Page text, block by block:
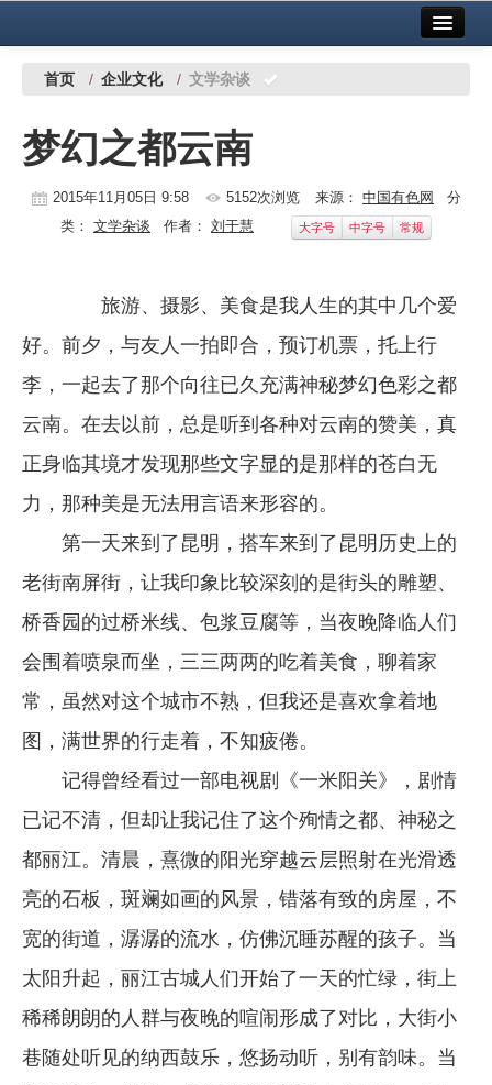
中国有色金属报社主办 广告服务
铜镍铅锌
铝
科技
镁钛
地矿 建设
党建工作
行情报价
数字报
首页 / 企业文化 / 文学杂谈
梦幻之都云南
2015年11月05日 9:58 5152次浏览 来源： 中国有色网
分
类： 文学杂谈 作者： 刘于慧 大字号 中字号 常规
旅游、摄影、美食是我人生的其中几个爱
好。前夕，与友人一拍即合，预订机票，托上行
李，一起去了那个向往已久充满神秘梦幻色彩之都
云南。在去以前，总是听到各种对云南的赞美，真
正身临其境才发现那些文字显的是那样的苍白无
力，那种美是无法用言语来形容的。
第一天来到了昆明，搭车来到了昆明历史上的
老街南屏街，让我印象比较深刻的是街头的雕塑、
桥香园的过桥米线、包浆豆腐等，当夜晚降临人们
会围着喷泉而坐，三三两两的吃着美食，聊着家
常，虽然对这个城市不熟，但我还是喜欢拿着地
图，满世界的行走着，不知疲倦。
记得曾经看过一部电视剧《一米阳关》，剧情
已记不清，但却让我记住了这个殉情之都、神秘之
都丽江。清晨，熹微的阳光穿越云层照射在光滑透
亮的石板，斑斓如画的风景，错落有致的房屋，不
宽的街道，潺潺的流水，仿佛沉睡苏醒的孩子。当
太阳升起，丽江古城人们开始了一天的忙绿，街上
稀稀朗朗的人群与夜晚的喧闹形成了对比，大街小
巷随处听见的纳西鼓乐，悠扬动听，别有韵味。当